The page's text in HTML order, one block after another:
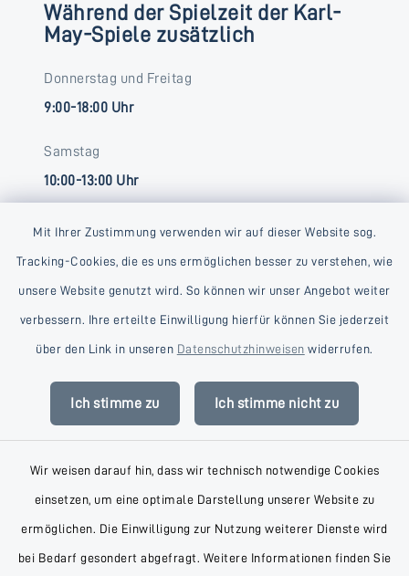
Mit Ihrer Zustimmung verwenden wir auf dieser Website sog.
Tracking-Cookies, die es uns ermöglichen besser zu verstehen, wie
unsere Website genutzt wird. So können wir unser Angebot weiter
verbessern. Ihre erteilte Einwilligung hierfür können Sie jederzeit
über den Link in unseren Datenschutzhinweisen widerrufen.
Ich stimme zu Ich stimme nicht zu
Wir weisen darauf hin, dass wir technisch notwendige Cookies
einsetzen, um eine optimale Darstellung unserer Website zu
ermöglichen. Die Einwilligung zur Nutzung weiterer Dienste wird
bei Bedarf gesondert abgefragt. Weitere Informationen finden Sie
Während der Spielzeit der Karl-
May-Spiele zusätzlich
Donnerstag und Freitag
9:00-18:00 Uhr
Samstag
10:00-13:00 Uhr
Kontakt
Datenschutz
Impressum
Sitemap